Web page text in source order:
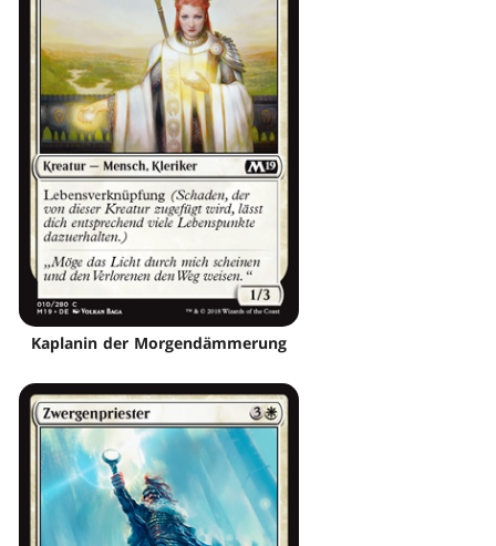
Kaplanin der Morgendämmerung